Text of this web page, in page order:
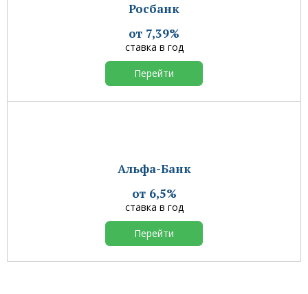
Росбанк
от 7,39%
ставка в год
Перейти
Альфа-Банк
от 6,5%
ставка в год
Перейти